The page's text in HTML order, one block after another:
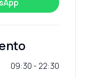
09:30 - 22:30